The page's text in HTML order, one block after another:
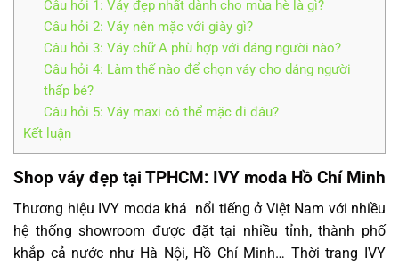
Câu hỏi 1: Váy đẹp nhất dành cho mùa hè là gì?
Câu hỏi 2: Váy nên mặc với giày gì?
Câu hỏi 3: Váy chữ A phù hợp với dáng người nào?
Câu hỏi 4: Làm thế nào để chọn váy cho dáng người
thấp bé?
Câu hỏi 5: Váy maxi có thể mặc đi đâu?
Kết luận
Shop váy đẹp tại TPHCM: IVY moda Hồ Chí Minh
Thương hiệu IVY moda khá nổi tiếng ở Việt Nam với nhiều
hệ thống showroom được đặt tại nhiều tỉnh, thành phố
khắp cả nước như Hà Nội, Hồ Chí Minh… Thời trang IVY